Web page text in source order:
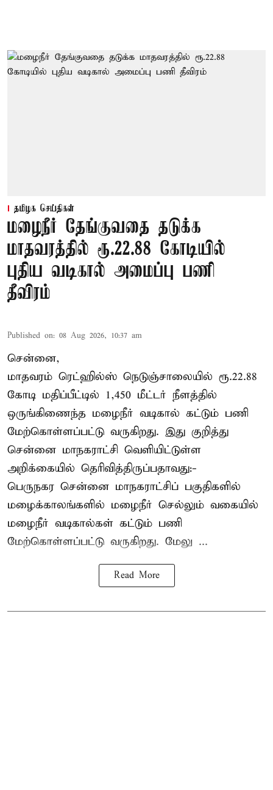
தமிழக செய்திகள்
மழைநீர் தேங்குவதை தடுக்க
மாதவரத்தில் ரூ.22.88 கோடியில்
புதிய வடிகால் அமைப்பு பணி
தீவிரம்
Published on: 08 Aug 2026, 10:37 am
சென்னை,
மாதவரம் ரெட்ஹில்ஸ் நெடுஞ்சாலையில் ரூ.22.88
கோடி மதிப்பீட்டில் 1,450 மீட்டர் நீளத்தில்
ஒருங்கிணைந்த மழைநீர் வடிகால் கட்டும் பணி
மேற்கொள்ளப்பட்டு வருகிறது. இது குறித்து
சென்னை மாநகராட்சி வெளியிட்டுள்ள
அறிக்கையில் தெரிவித்திருப்பதாவது:-
பெருநகர சென்னை மாநகராட்சிப் பகுதிகளில்
மழைக்காலங்களில் மழைநீர் செல்லும் வகையில்
மழைநீர் வடிகால்கள் கட்டும் பணி
மேற்கொள்ளப்பட்டு வருகிறது. மேலு ...
Read More